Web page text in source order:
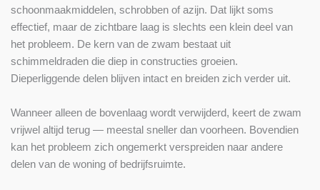
schoonmaakmiddelen, schrobben of azijn. Dat lijkt soms
effectief, maar de zichtbare laag is slechts een klein deel van
het probleem. De kern van de zwam bestaat uit
schimmeldraden die diep in constructies groeien.
Dieperliggende delen blijven intact en breiden zich verder uit.
Wanneer alleen de bovenlaag wordt verwijderd, keert de zwam
vrijwel altijd terug — meestal sneller dan voorheen. Bovendien
kan het probleem zich ongemerkt verspreiden naar andere
delen van de woning of bedrijfsruimte.